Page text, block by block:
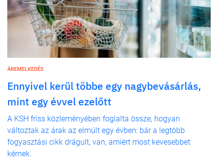
ÁREMELKEDÉS
Ennyivel kerül többe egy nagybevásárlás,
mint egy évvel ezelőtt
A KSH friss közleményében foglalta össze, hogyan
változtak az árak az elmúlt egy évben: bár a legtöbb
fogyasztási cikk drágult, van, amiért most kevesebbet
kérnek.